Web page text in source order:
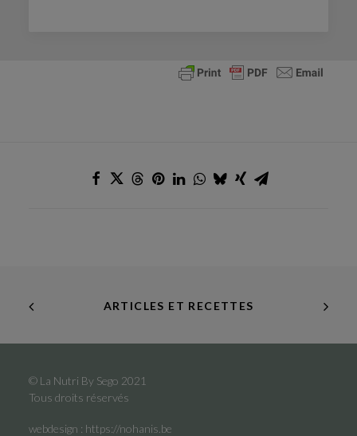
ARTICLES ET RECETTES
© La Nutri By Sego 2021
Tous droits réservés
webdesign : https://nohanis.be